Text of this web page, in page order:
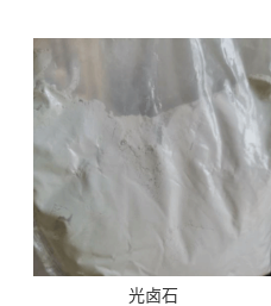
光卤石